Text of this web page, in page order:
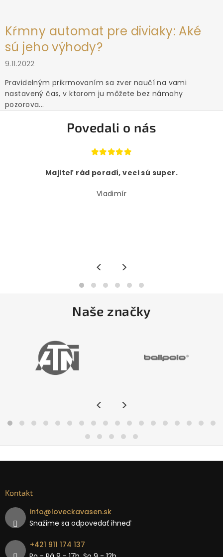
Kŕmny automat pre diviaky: Aké
sú jeho výhody?
9.11.2022
Pravidelným prikrmovaním sa zver naučí na vami
nastavený čas, v ktorom ju môžete bez námahy
pozorova...
Povedali o nás
Majiteľ rád poradí, veci sú super.
Vladimír
< >
Naše značky
< >
Kontakt
info@loveckavasen.sk
Snažíme sa odpovedať ihneď
+421 911 174 137